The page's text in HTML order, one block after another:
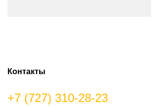
Контакты
+7 (727) 310-28-23